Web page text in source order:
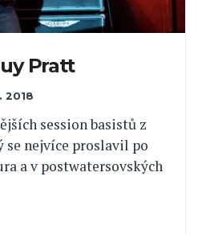
Pratt
2018
session basistů z
nejvíce proslavil po
a v postwatersovských